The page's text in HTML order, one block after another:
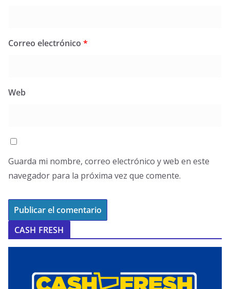
Correo electrónico *
Web
Guarda mi nombre, correo electrónico y web en este
navegador para la próxima vez que comente.
CASH FRESH